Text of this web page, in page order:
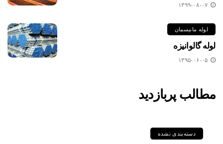
۱۳۹۹-۰۸-۰۷
لوله مانیسمان
لوله گالوانیزه
۱۳۹۵-۰۶-۰۵
مطالب پربازدید
دسته‌بندی نشده